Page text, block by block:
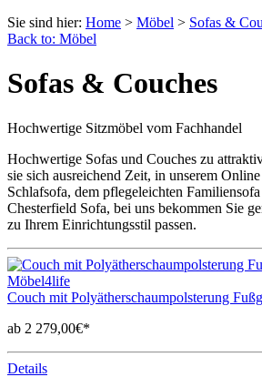
Sie sind hier: Home > Möbel > Sofas &
Back to: Möbel
Sofas & Couches
Hochwertige Sitzmöbel vom Fachhandel
Hochwertige Sofas und Couches zu
sie sich ausreichend Zeit, in unserem
Schlafsofa, dem pflegeleichten
Chesterfield Sofa, bei uns bekommen Sie
zu Ihrem Einrichtungsstil passen.
Möbel4life
Couch mit Polyätherschaumpolsterung
ab 2 279,00€*
Details